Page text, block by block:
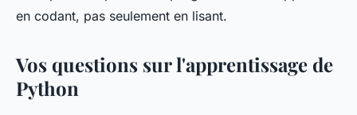
en codant, pas seulement en lisant.
Vos questions sur l'apprentissage de
Python